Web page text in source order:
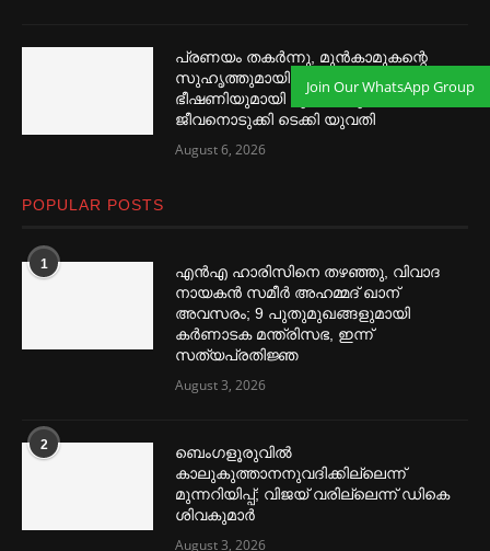
പ്രണയം തകര്‍ന്നു, മുൻകാമുകന്റെ
സുഹൃത്തുമായി വിവാഹത്തിനൊരുങ്ങി,
ഭീഷണിയുമായി മുൻ കാമുകൻ,
ജീവനൊടുക്കി ടെക്കി യുവതി
August 6, 2026
POPULAR POSTS
1
എൻഎ ഹാരിസിനെ തഴ‌‍ഞ്ഞു, വിവാദ
നായകൻ സമീര്‍ അഹമ്മദ് ഖാന്
അവസരം; 9 പുതുമുഖങ്ങളുമായി
കര്‍ണാടക മന്ത്രിസഭ, ഇന്ന്
സത്യപ്രതിജ്ഞ
August 3, 2026
2
ബെംഗളൂരുവില്‍
കാലുകുത്താനനുവദിക്കില്ലെന്ന്
മുന്നറിയിപ്പ്; വിജയ് വരില്ലെന്ന് ഡികെ
ശിവകുമാര്‍
August 3, 2026
Join Our WhatsApp Group